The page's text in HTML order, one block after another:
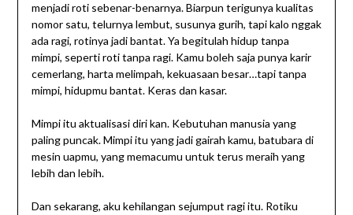
menjadi roti sebenar-benarnya. Biarpun terigunya kualitas
nomor satu, telurnya lembut, susunya gurih, tapi kalo nggak
ada ragi, rotinya jadi bantat. Ya begitulah hidup tanpa
mimpi, seperti roti tanpa ragi. Kamu boleh saja punya karir
cemerlang, harta melimpah, kekuasaan besar…tapi tanpa
mimpi, hidupmu bantat. Keras dan kasar.
Mimpi itu aktualisasi diri kan. Kebutuhan manusia yang
paling puncak. Mimpi itu yang jadi gairah kamu, batubara di
mesin uapmu, yang memacumu untuk terus meraih yang
lebih dan lebih.
Dan sekarang, aku kehilangan sejumput ragi itu. Rotiku